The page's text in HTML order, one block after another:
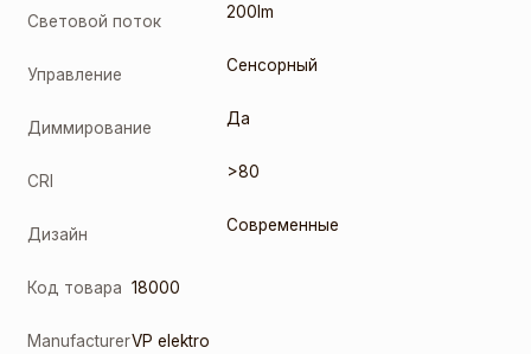
Световой поток 200lm
Управление Сенсорный
Диммирование Да
CRI >80
Дизайн Современные
Код товара 18000
ManufacturerVP elektro